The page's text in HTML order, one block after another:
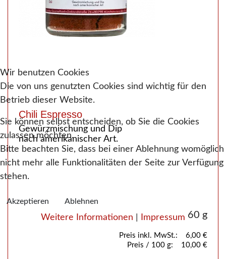
Chili Espresso
Gewürzmischung und Dip
nach amerikanischer Art.
60 g
Preis inkl. MwSt.:
6,00 €
Preis / 100 g:
10,00 €
Wir benutzen Cookies
Die von uns genutzten Cookies sind wichtig für den
Betrieb dieser Website.
Sie können selbst entscheiden, ob Sie die Cookies
zulassen möchten.
Bitte beachten Sie, dass bei einer Ablehnung womöglich
nicht mehr alle Funktionalitäten der Seite zur Verfügung
stehen.
Akzeptieren Ablehnen
Weitere Informationen Impressum